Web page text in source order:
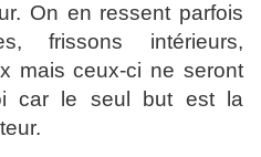
On en ressent parfois
frissons intérieurs,
mais ceux-ci ne seront
car le seul but est la